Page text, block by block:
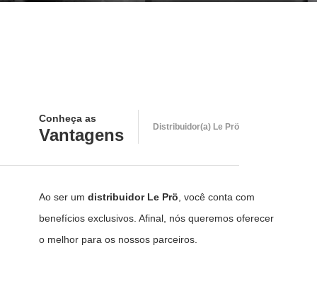
Conheça as
Vantagens Distribuidor(a) Le Prö
Ao ser um distribuidor Le Prö , você conta com
benefícios exclusivos. Afinal, nós queremos oferecer
o melhor para os nossos parceiros.